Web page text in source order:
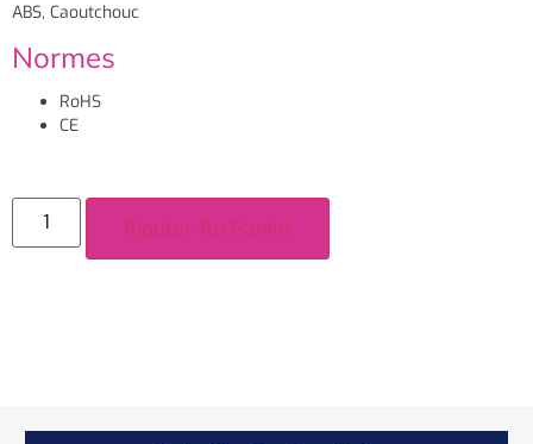
ABS, Caoutchouc
Normes
RoHS
CE
Ajouter Au Panier